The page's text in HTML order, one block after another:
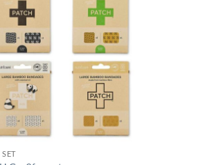
SET